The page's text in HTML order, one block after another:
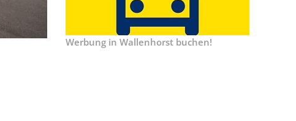
Werbung in Wallenhorst buchen!